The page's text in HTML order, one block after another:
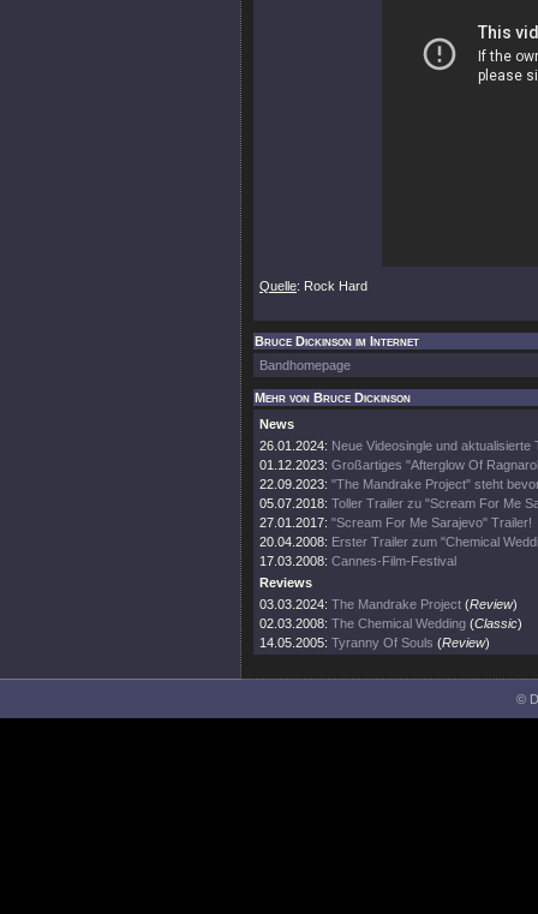
Quelle: Rock Hard
Bruce Dickinson im Internet
Bandhomepage
Mehr von Bruce Dickinson
News
26.01.2024: Neue Videosingle und aktualisierte
01.12.2023: Großartiges "Afterglow Of
22.09.2023: "The Mandrake Project" steht
05.07.2018: Toller Trailer zu "Scream For Me
27.01.2017: "Scream For Me Sarajevo" Trailer!
20.04.2008: Erster Trailer zum "Chemical
17.03.2008: Cannes-Film-Festival
Reviews
03.03.2024: The Mandrake Project (Review)
02.03.2008: The Chemical Wedding (Classic)
14.05.2005: Tyranny Of Souls (Review)
©